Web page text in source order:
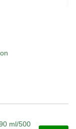
ml/500